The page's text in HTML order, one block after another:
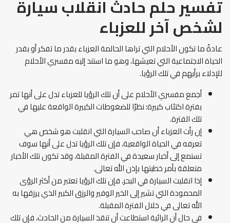
تفسير حلم حادث انقلاب سيارة
لشخص آخر للعزباء
عادةً ما تكون الأحلام التي تراها الحالمة العزباء بقدر ما تفكر أو بقدر
الحياة الاجتماعية التي تعيشها، وهو ما استند إليه مفسري الأحلام
للإدلاء برأيهم في تلك الرؤيا.
أجمع مفسري الأحلام على أن تلك الرؤيا للعزباء تدل على أنها تمر
بفترة اكتئاب كبيرة؛ نظرًا للضغوطات الكبيرة الواقعة عليها في
تلك الفترة.
إن رأت العزباء أن صاحب السيارة التي انقلبت هو شخص هي
تعرفه في الحياة الواقعية، فإن تلك الرؤيا تدل على أنها سوف
تستمع إلى أخبار سعيدة في الفترة المقبلة، وقد تكون تلك الأخبار
متعلقة بأمر خطبتها بإذن الله تعالى.
إذا انقلبت السيارة في البحر، فإن تلك الرؤيا تعتبر من أكثر الرؤى
المحمودة التي تشير إلى الخير الوفير والرزق الكبير الذي يرزقها به
الله تعالى في خلال الفترة المقبلة.
في حال أن الرائية استطاعت أن تنقذ السيارة من الحادث، فإن تلك